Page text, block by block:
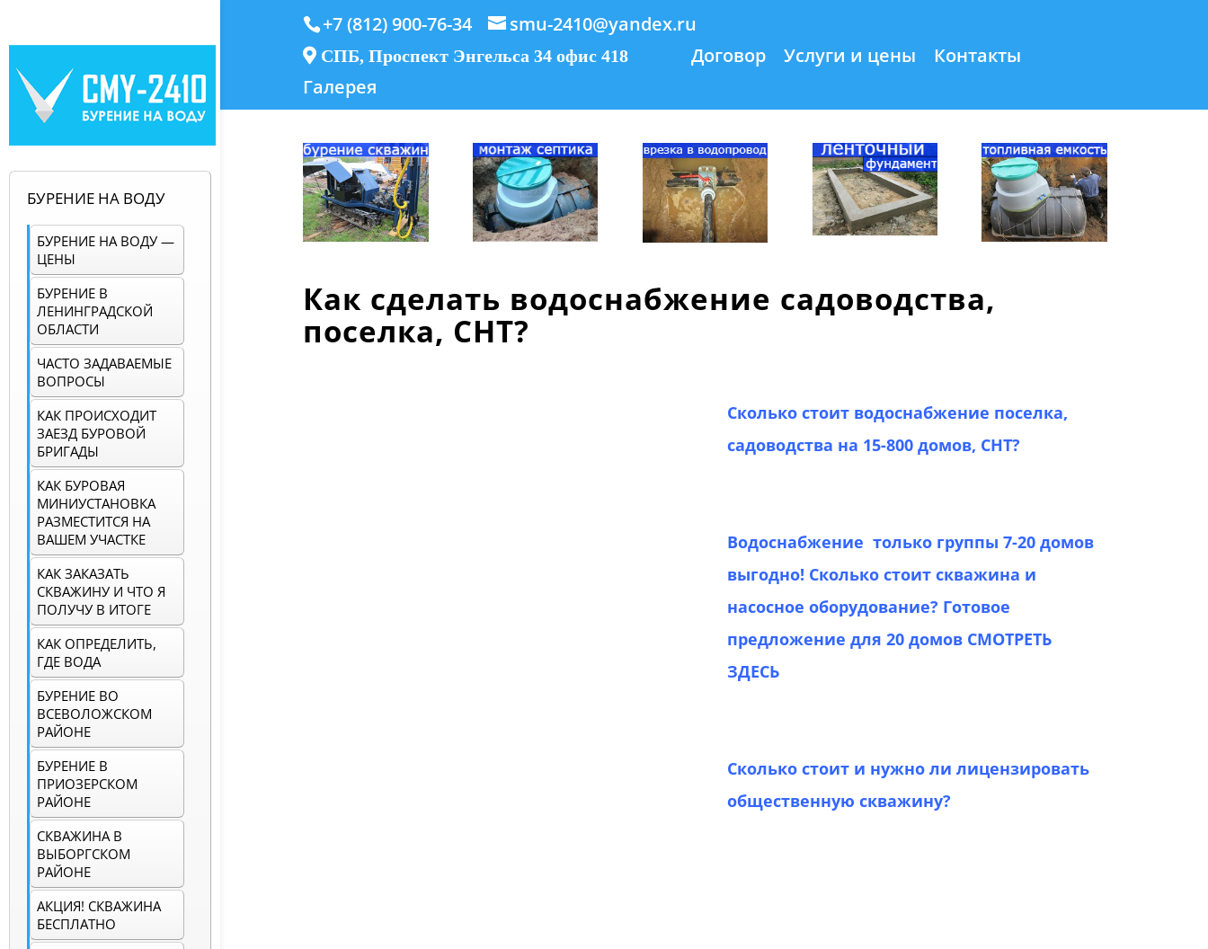
+7 (812) 900-76-34 smu-2410@yandex.ru
СПБ, Проспект Энгельса 34 офис 418 Договор Услуги и цены
Контакты
Галерея
БУРЕНИЕ НА ВОДУ
БУРЕНИЕ НА ВОДУ —
ЦЕНЫ
БУРЕНИЕ В
ЛЕНИНГРАДСКОЙ
ОБЛАСТИ
ЧАСТО ЗАДАВАЕМЫЕ
ВОПРОСЫ
КАК ПРОИСХОДИТ
ЗАЕЗД БУРОВОЙ
БРИГАДЫ
КАК БУРОВАЯ
МИНИУСТАНОВКА
РАЗМЕСТИТСЯ НА
ВАШЕМ УЧАСТКЕ
КАК ЗАКАЗАТЬ
СКВАЖИНУ И ЧТО Я
ПОЛУЧУ В ИТОГЕ
КАК ОПРЕДЕЛИТЬ,
ГДЕ ВОДА
БУРЕНИЕ ВО
ВСЕВОЛОЖСКОМ
РАЙОНЕ
БУРЕНИЕ В
ПРИОЗЕРСКОМ
РАЙОНЕ
СКВАЖИНА В
ВЫБОРГСКОМ
РАЙОНЕ
АКЦИЯ! СКВАЖИНА
БЕСПЛАТНО
Как сделать водоснабжение садоводства,
поселка, СНТ?
Сколько стоит водоснабжение поселка,
садоводства на 15-800 домов, СНТ?
Водоснабжение только группы 7-20 домов
выгодно! Сколько стоит скважина и
насосное оборудование? Готовое
предложение для 20 домов СМОТРЕТЬ
ЗДЕСЬ
Сколько стоит и нужно ли лицензировать
общественную скважину?